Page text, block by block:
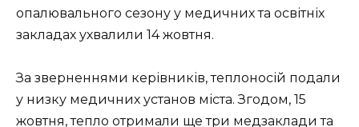
опалювального сезону у медичних та освітніх
закладах ухвалили 14 жовтня.
За зверненнями керівників, теплоносій подали
у низку медичних установ міста. Згодом, 15
жовтня, тепло отримали ще три медзаклади та